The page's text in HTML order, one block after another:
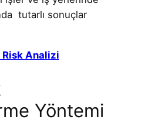
tutarlı sonuçlar
Analizi
Yöntemi